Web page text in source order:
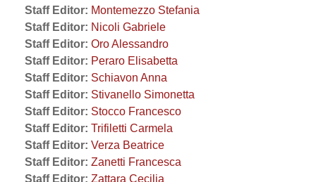
Staff Editor: Montemezzo Stefania
Staff Editor: Nicoli Gabriele
Staff Editor: Oro Alessandro
Staff Editor: Peraro Elisabetta
Staff Editor: Schiavon Anna
Staff Editor: Stivanello Simonetta
Staff Editor: Stocco Francesco
Staff Editor: Trifiletti Carmela
Staff Editor: Verza Beatrice
Staff Editor: Zanetti Francesca
Staff Editor: Zattara Cecilia